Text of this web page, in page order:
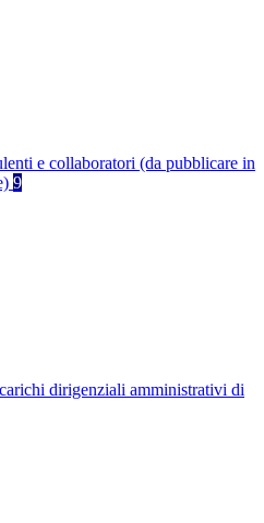
e collaboratori (da pubblicare in
9
dirigenziali amministrativi di